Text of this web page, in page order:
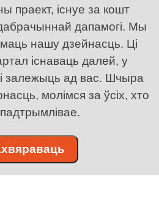
праект, існуе за кошт
дапамогі. Мы
нашу дзейнасць. Ці
існаваць далей, у
залежыць ад вас. Шчыра
молімся за ўсіх, хто